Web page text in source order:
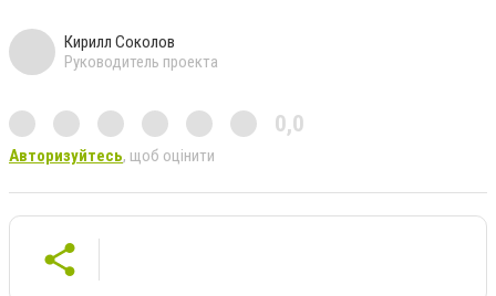
Кирилл Соколов
Руководитель проекта
0,0
Авторизуйтесь, щоб оцінити